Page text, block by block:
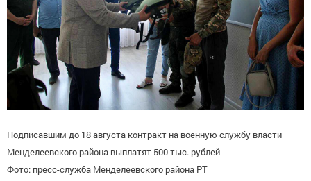
Подписавшим до 18 августа контракт на военную службу власти
Менделеевского района выплатят 500 тыс. рублей
Фото: пресс-служба Менделеевского района РТ